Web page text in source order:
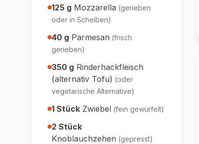
125 g Mozzarella (gerieben
oder in Scheiben)
40 g Parmesan (frisch
gerieben)
350 g Rinderhackfleisch
(alternativ Tofu) (oder
vegetarische Alternative)
1 Stück Zwiebel (fein gewürfelt)
2 Stück
Knoblauchzehen (gepresst)